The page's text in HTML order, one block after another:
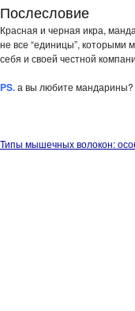
Послесловие
Красная и черная икра,
не все “единицы”, которыми
себя и своей честной
PS.а вы любите мандарины?
Типы мышечных волокон: